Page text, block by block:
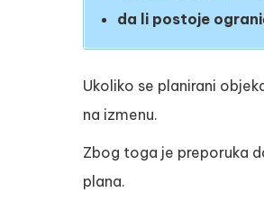
da li postoje
Ukoliko se planirani
na izmenu.
Zbog toga je preporuka
plana.